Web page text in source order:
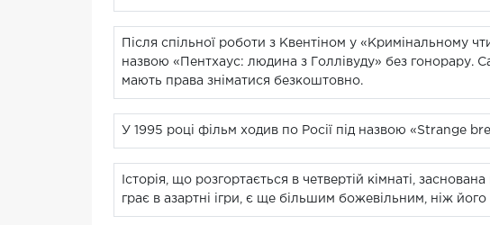
Після спільної роботи з Квентіном у «Кримінальному
назвою «Пентхаус: людина з Голлівуду» без гонорару.
мають права зніматися безкоштовно.
У 1995 році фільм ходив по Росії під назвою «Strange
Історія, що розгортається в четвертій кімнаті,
грає в азартні ігри, є ще більшим божевільним, ніж його